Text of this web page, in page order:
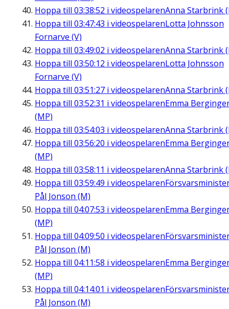
Hoppa till 03:38:52 i videospelarenAnna Starbrink
Hoppa till 03:47:43 i videospelarenLotta Johnsson
Fornarve (V)
Hoppa till 03:49:02 i videospelarenAnna Starbrink
Hoppa till 03:50:12 i videospelarenLotta Johnsson
Fornarve (V)
Hoppa till 03:51:27 i videospelarenAnna Starbrink
Hoppa till 03:52:31 i videospelarenEmma
(MP)
Hoppa till 03:54:03 i videospelarenAnna Starbrink
Hoppa till 03:56:20 i videospelarenEmma
(MP)
Hoppa till 03:58:11 i videospelarenAnna Starbrink
Hoppa till 03:59:49 i videospelaren
Pål Jonson (M)
Hoppa till 04:07:53 i videospelarenEmma
(MP)
Hoppa till 04:09:50 i videospelaren
Pål Jonson (M)
Hoppa till 04:11:58 i videospelarenEmma
(MP)
Hoppa till 04:14:01 i videospelaren
Pål Jonson (M)